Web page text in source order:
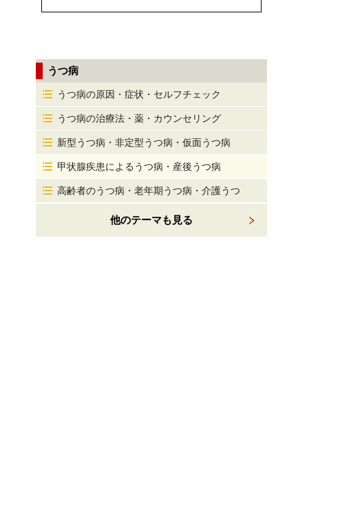
うつ病
うつ病の原因・症状・セルフチェック
うつ病の治療法・薬・カウンセリング
新型うつ病・非定型うつ病・仮面うつ病
甲状腺疾患によるうつ病・産後うつ病
高齢者のうつ病・老年期うつ病・介護うつ
他のテーマも見る